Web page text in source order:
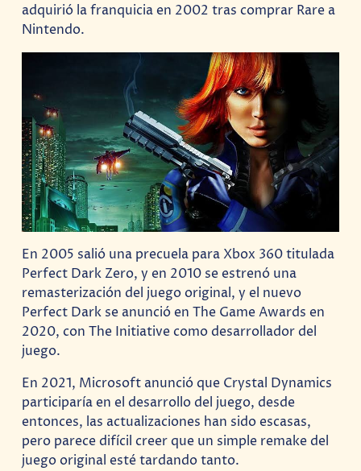
adquirió la franquicia en 2002 tras comprar Rare a
Nintendo.
En 2005 salió una precuela para Xbox 360 titulada
Perfect Dark Zero, y en 2010 se estrenó una
remasterización del juego original, y el nuevo
Perfect Dark se anunció en The Game Awards en
2020, con The Initiative como desarrollador del
juego.
En 2021, Microsoft anunció que Crystal Dynamics
participaría en el desarrollo del juego, desde
entonces, las actualizaciones han sido escasas,
pero parece difícil creer que un simple remake del
juego original esté tardando tanto.